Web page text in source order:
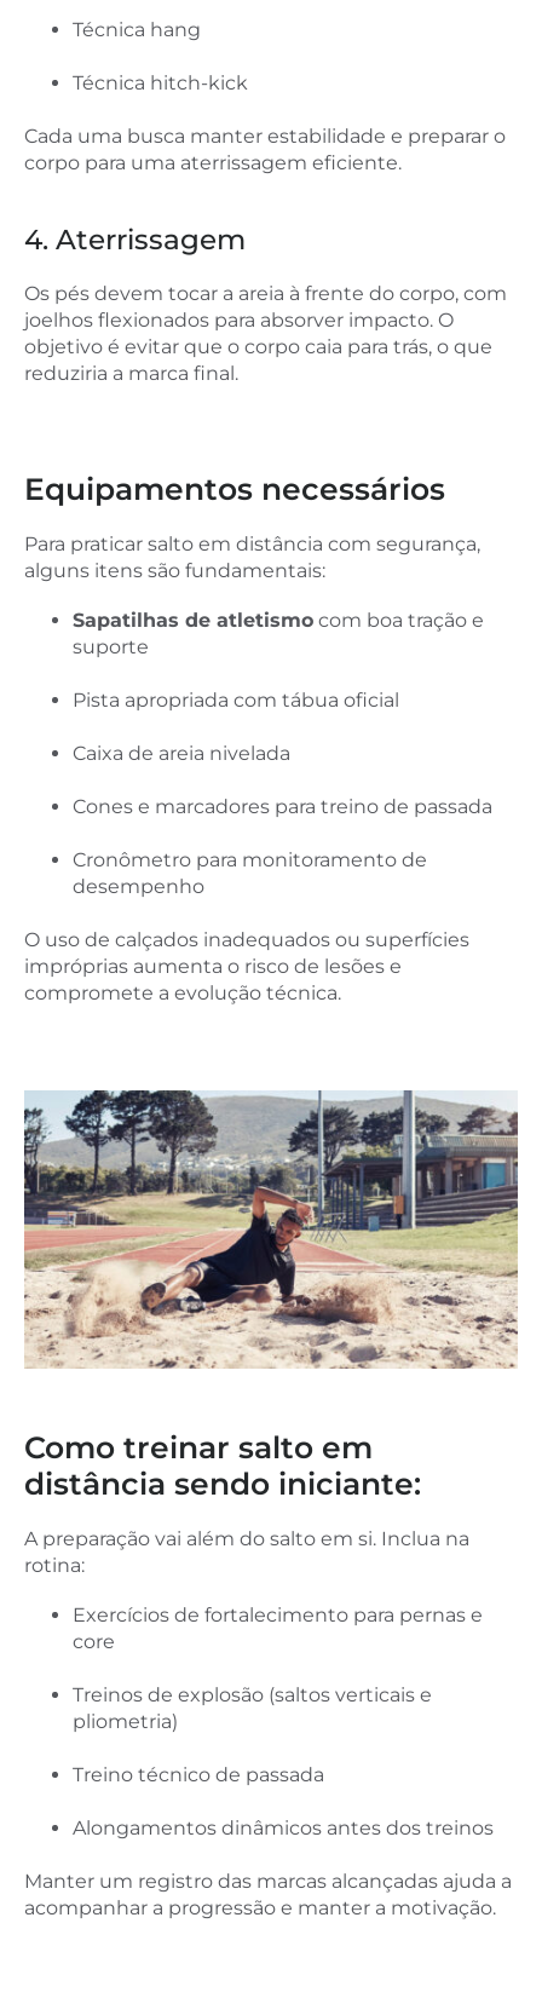
Técnica hang
Técnica hitch-kick
Cada uma busca manter estabilidade e preparar o
corpo para uma aterrissagem eficiente.
4. Aterrissagem
Os pés devem tocar a areia à frente do corpo, com
joelhos flexionados para absorver impacto. O
objetivo é evitar que o corpo caia para trás, o que
reduziria a marca final.
Equipamentos necessários
Para praticar salto em distância com segurança,
alguns itens são fundamentais:
Sapatilhas de atletismo com boa tração e
suporte
Pista apropriada com tábua oficial
Caixa de areia nivelada
Cones e marcadores para treino de passada
Cronômetro para monitoramento de
desempenho
O uso de calçados inadequados ou superfícies
impróprias aumenta o risco de lesões e
compromete a evolução técnica.
Como treinar salto em
distância sendo iniciante:
A preparação vai além do salto em si. Inclua na
rotina:
Exercícios de fortalecimento para pernas e
core
Treinos de explosão (saltos verticais e
pliometria)
Treino técnico de passada
Alongamentos dinâmicos antes dos treinos
Manter um registro das marcas alcançadas ajuda a
acompanhar a progressão e manter a motivação.